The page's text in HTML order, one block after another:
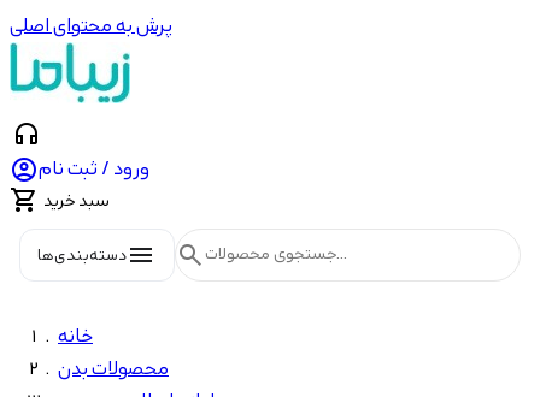
پرش به محتوای اصلی
headphones
ورود / ثبت نام
 سبد خرید
menuدسته‌بندی‌ها search
خانه
محصولات بدن